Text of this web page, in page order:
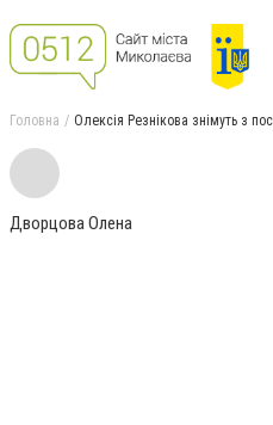
Головна Олексія Резнікова знімуть з
Дворцова Олена